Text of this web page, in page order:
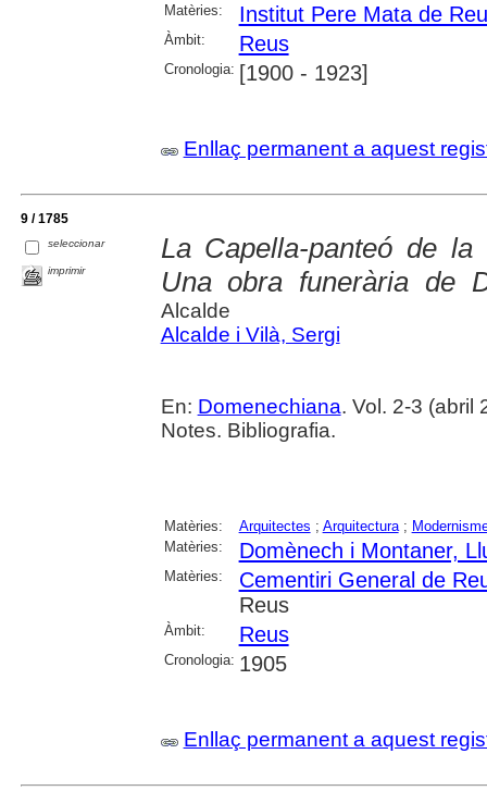
Matèries: Institut Pere Mata de
Àmbit: Reus
Cronologia: [1900 - 1923]
Enllaç permanent a aquest
9 / 1785
seleccionar
imprimir
La Capella-panteó de
Una obra funerària de
Alcalde
Alcalde i Vilà, Sergi
En: Domenechiana. Vol. 2-3 (abril
Notes. Bibliografia.
Matèries: Arquitectes ; Arquitectura;
Matèries:
Domènech i Montaner,
Matèries:
Cementiri General de
Reus
Àmbit: Reus
Cronologia: 1905
Enllaç permanent a aquest